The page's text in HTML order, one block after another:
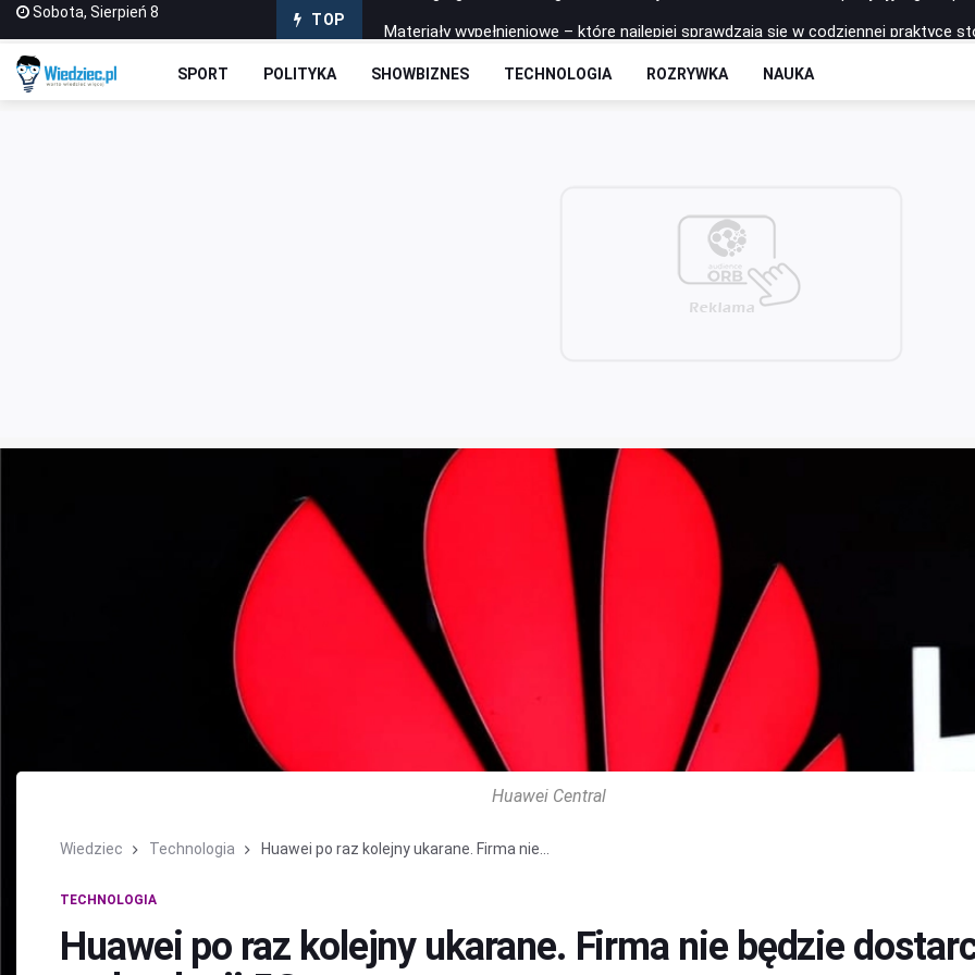
Sobota, Sierpień 8 TOP
SPORT POLITYKA SHOWBIZNES TECHNOLOGIA ROZRYWKA NAUKA
Huawei Central
Wiedziec Technologia Huawei po raz kolejny ukarane. Firma nie...
TECHNOLOGIA
Huawei po raz kolejny ukarane. Firma nie będzie